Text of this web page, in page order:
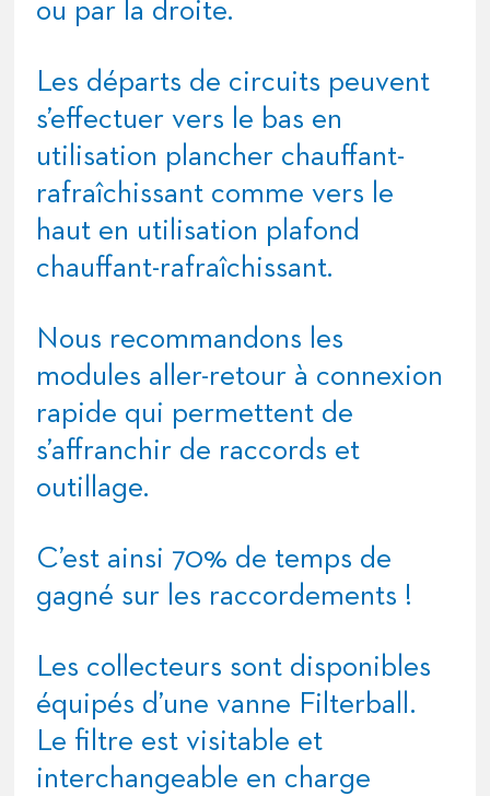
ou par la droite.
Les départs de circuits peuvent
s’effectuer vers le bas en
utilisation plancher chauffant-
rafraîchissant comme vers le
haut en utilisation plafond
chauffant-rafraîchissant.
Nous recommandons les
modules aller-retour à connexion
rapide qui permettent de
s’affranchir de raccords et
outillage.
C’est ainsi 70% de temps de
gagné sur les raccordements !
Les collecteurs sont disponibles
équipés d’une vanne Filterball.
Le filtre est visitable et
interchangeable en charge